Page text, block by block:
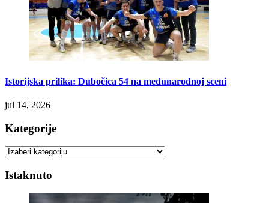
Istorijska prilika: Dubočica 54 na međunarodnoj sceni
jul 14, 2026
Kategorije
Kategorije
Istaknuto